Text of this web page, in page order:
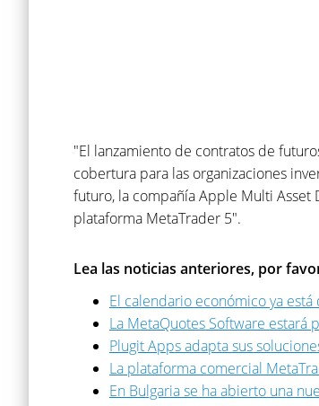
"El lanzamiento de contratos de
cobertura para las organizaciones
futuro, la compañía Apple Multi Asset
plataforma MetaTrader 5".
Lea las noticias anteriores, por
El calendario económico ya
La MetaQuotes Software estará
Plugit Apps adapta sus
La plataforma comercial
En Bulgaria se ha abierto una